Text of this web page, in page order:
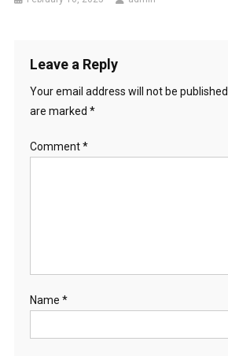
Leave a Reply
Your email address will not be published.
are marked *
Comment*
Name *